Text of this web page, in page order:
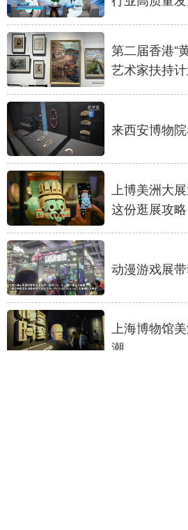
新疆 内蒙古
多语种频道
English
Русский язык
Deutsch Português
第二届香港“
艺术家扶持
来西安博物
上博美洲大
这份逛展攻略
动漫游戏展
上海博物馆
潮